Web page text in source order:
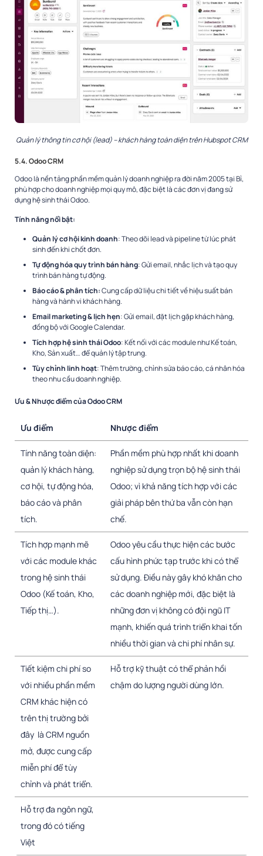
Quản lý thông tin cơ hội (lead) – khách hàng toàn diện trên Hubspot CRM
5.4. Odoo CRM
Odoo là nền tảng phần mềm quản lý doanh nghiệp ra đời năm 2005 tại Bỉ,
phù hợp cho doanh nghiệp mọi quy mô, đặc biệt là các đơn vị đang sử
dụng hệ sinh thái Odoo.
Tính năng nổi bật:
Quản lý cơ hội kinh doanh: Theo dõi lead và pipeline từ lúc phát
sinh đến khi chốt đơn.
Tự động hóa quy trình bán hàng: Gửi email, nhắc lịch và tạo quy
trình bán hàng tự động.
Báo cáo & phân tích:Cung cấp dữ liệu chi tiết về hiệu suất bán
hàng và hành vi khách hàng.
Email marketing & lịch hẹn: Gửi email, đặt lịch gặp khách hàng,
đồng bộ với Google Calendar.
Tích hợp hệ sinh thái Odoo: Kết nối với các module như Kế toán,
Kho, Sản xuất… để quản lý tập trung.
Tùy chỉnh linh hoạt: Thêm trường, chỉnh sửa báo cáo, cá nhân hóa
theo nhu cầu doanh nghiệp.
Ưu & Nhược điểm của Odoo CRM
Ưu điểm Nhược điểm
Tính năng toàn diện:
quản lý khách hàng,
cơ hội, tự động hóa,
báo cáo và phân
tích.
Phần mềm phù hợp nhất khi doanh
nghiệp sử dụng trọn bộ hệ sinh thái
Odoo; vì khả năng tích hợp với các
giải pháp bên thứ ba vẫn còn hạn
chế.
Tích hợp mạnh mẽ
với các module khác
trong hệ sinh thái
Odoo (Kế toán, Kho,
Tiếp thị…).
Odoo yêu cầu thực hiện các bước
cấu hình phức tạp trước khi có thể
sử dụng. Điều này gây khó khăn cho
các doanh nghiệp mới, đặc biệt là
những đơn vị không có đội ngũ IT
mạnh, khiến quá trình triển khai tốn
nhiều thời gian và chi phí nhân sự.
Tiết kiệm chi phí so
với nhiều phần mềm
CRM khác hiện có
trên thị trường bởi
đây là CRM nguồn
mở, được cung cấp
miễn phí để tùy
chỉnh và phát triển.
Hỗ trợ kỹ thuật có thể phản hồi
chậm do lượng người dùng lớn.
Hỗ trợ đa ngôn ngữ,
trong đó có tiếng
Việt